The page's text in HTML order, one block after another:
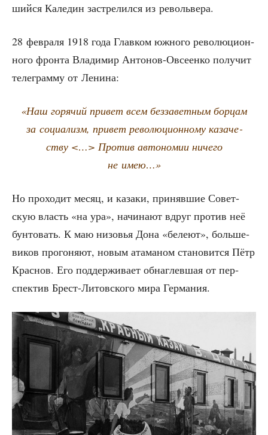
ший­ся Кале­дин застре­лил­ся из револьвера.
28 фев­ра­ля 1918 года Глав­ком южно­го рево­лю­ци­он­
но­го фрон­та Вла­ди­мир Анто­нов-Овсе­ен­ко полу­чит
теле­грам­му от Ленина:
«Наш горя­чий при­вет всем без­за­вет­ным бор­цам
за соци­а­лизм, при­вет рево­лю­ци­он­но­му каза­че­
ству <…> Про­тив авто­но­мии ниче­го
не имею…»
Но про­хо­дит месяц, и каза­ки, при­няв­шие Совет­
скую власть «на ура», начи­на­ют вдруг про­тив неё
бун­то­вать. К маю низо­вья Дона «беле­ют», боль­ше­
ви­ков про­го­ня­ют, новым ата­ма­ном ста­но­вит­ся Пётр
Крас­нов. Его под­дер­жи­ва­ет обнаг­лев­шая от пер­
спек­тив Брест-Литов­ско­го мира Германия.